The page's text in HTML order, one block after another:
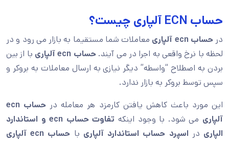
حساب ECN آلپاری چیست؟
در حساب ecn آلپاری
معاملات شما مستقیما به بازار می رود و در
لحظه با نرخ واقعی به اجرا در می آیند.حساب ecn آلپاری
با از بین
بردن به اصطلاح “واسطه” دیگر نیازی به ارسال معاملات به بروکر و
سپس توسط بروکر به بازار ندارد.
این مورد باعث کاهش یافتن کارمزد هر معامله در
حساب ecn
آلپاری می شود. با وجود اینکه
تفاوت حساب ecn و استاندارد
الپاری در اسپرد حساب استاندارد آلپاری با حساب ecn آلپاری